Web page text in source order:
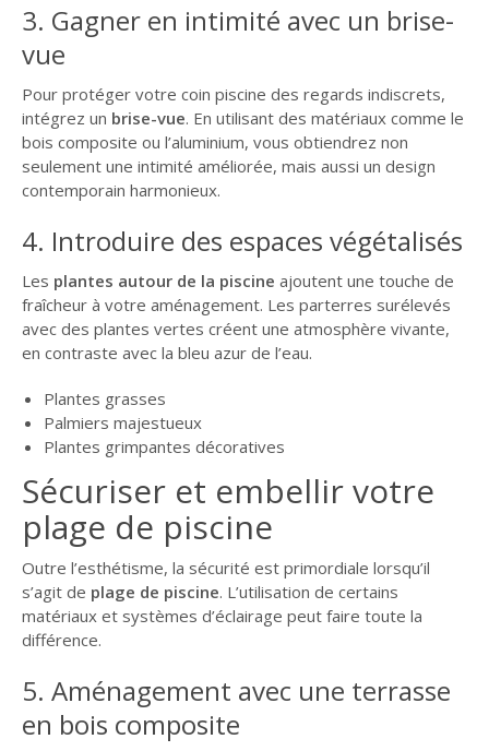
3. Gagner en intimité avec un brise-
vue
Pour protéger votre coin piscine des regards indiscrets,
intégrez un brise-vue. En utilisant des matériaux comme le
bois composite ou l’aluminium, vous obtiendrez non
seulement une intimité améliorée, mais aussi un design
contemporain harmonieux.
4. Introduire des espaces végétalisés
Les plantes autour de la piscine ajoutent une touche de
fraîcheur à votre aménagement. Les parterres surélevés
avec des plantes vertes créent une atmosphère vivante,
en contraste avec la bleu azur de l’eau.
Plantes grasses
Palmiers majestueux
Plantes grimpantes décoratives
Sécuriser et embellir votre
plage de piscine
Outre l’esthétisme, la sécurité est primordiale lorsqu’il
s’agit de plage de piscine. L’utilisation de certains
matériaux et systèmes d’éclairage peut faire toute la
différence.
5. Aménagement avec une terrasse
en bois composite